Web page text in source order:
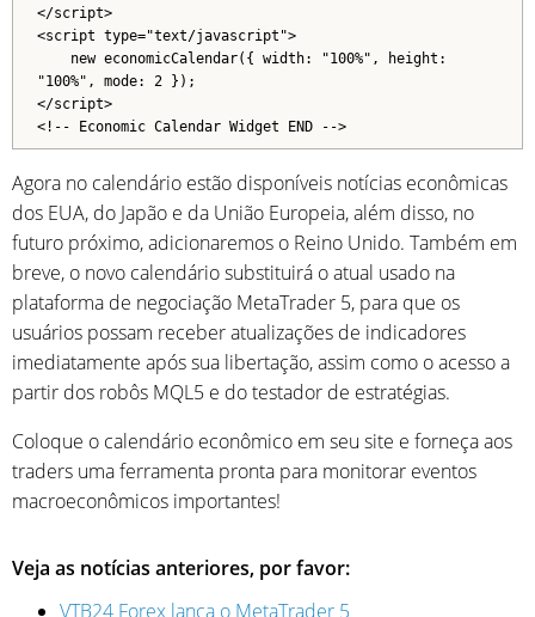
</script>
<script type="text/javascript">
new economicCalendar({ width: "100%", height:
"100%", mode: 2 });
</script>
<!-- Economic Calendar Widget END -->
Agora no calendário estão disponíveis notícias econômicas
dos EUA, do Japão e da União Europeia, além disso, no
futuro próximo, adicionaremos o Reino Unido. Também em
breve, o novo calendário substituirá o atual usado na
plataforma de negociação MetaTrader 5, para que os
usuários possam receber atualizações de indicadores
imediatamente após sua libertação, assim como o acesso a
partir dos robôs MQL5 e do testador de estratégias.
Coloque o calendário econômico em seu site e forneça aos
traders uma ferramenta pronta para monitorar eventos
macroeconômicos importantes!
Veja as notícias anteriores, por favor:
VTB24 Forex lança o MetaTrader 5